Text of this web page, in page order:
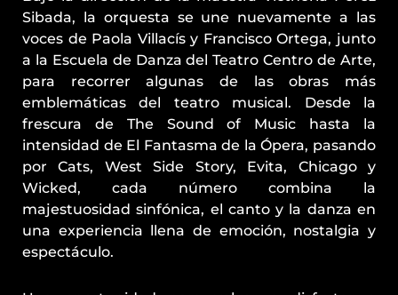
Sibada, la orquesta se une nuevamente a las
voces de Paola Villacís y Francisco Ortega, junto
a la Escuela de Danza del Teatro Centro de Arte,
para recorrer algunas de las obras más
emblemáticas del teatro musical. Desde la
frescura de The Sound of Music hasta la
intensidad de El Fantasma de la Ópera, pasando
por Cats, West Side Story, Evita, Chicago y
Wicked, cada número combina la
majestuosidad sinfónica, el canto y la danza en
una experiencia llena de emoción, nostalgia y
espectáculo.